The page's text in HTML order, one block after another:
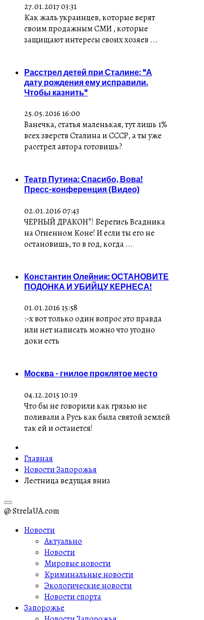
27.01.2017 03:31
Как жаль украинцев, которые верят
своим продажным СМИ , которые
защищают интересы своих хозяев ...
Расстрел детей при Сталине: "А
дату рождения ему исправили.
Чтобы казнить"
25.05.2016 16:00
Ванечка, статья маленькая, тут лишь 1%
всех зверств Сталина и СССР, а ты уже
расстрел автора готовишь?
Театр Путина: Спасибо, Вова!
Пресс-конференция (Видео)
02.01.2016 07:43
ЧЕРНЫЙ ДРАКОН*! Берегись Всадника
на Огненном Коне! И если ты его не
остановишь, то в год, когда ...
Константин Олейник: ОСТАНОВИТЕ
ПОДОНКА И УБИЙЦУ КЕРНЕСА!
01.01.2016 15:58
:-x вот только один вопрос это правда
или нет написать можно что угодно
доки есть
Москва - гнилое проклятое место
04.12.2015 10:19
Что бы не говорили как грязью не
поливали а Русь как была святой землей
так ей и останется!
Главная
Новости Запорожья
Лестница ведущая вниз
@ StrelaUA.com
Новости
Актуально
Новости
Мировые новости
Криминальные новости
Экологические новости
Новости спорта
Запорожье